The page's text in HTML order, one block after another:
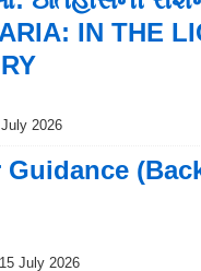
IN THE
2026
Guidance
July 2026